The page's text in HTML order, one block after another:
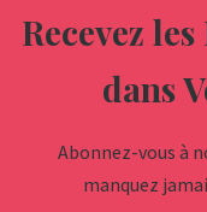
Recevez
dans
Abonnez-vous à
manquez